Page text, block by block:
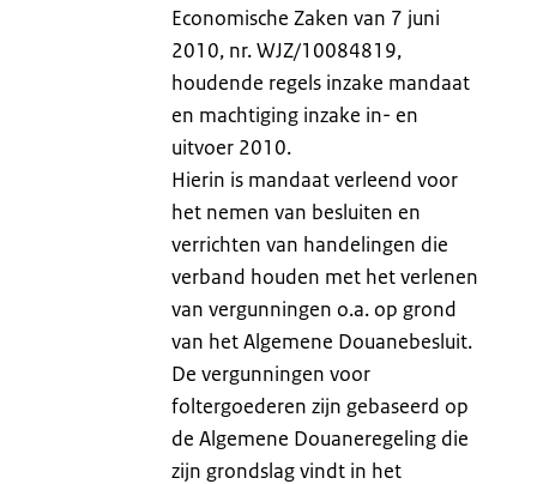
Economische Zaken van 7 juni
2010, nr. WJZ/10084819,
houdende regels inzake mandaat
en machtiging inzake in- en
uitvoer 2010.
Hierin is mandaat verleend voor
het nemen van besluiten en
verrichten van handelingen die
verband houden met het verlenen
van vergunningen o.a. op grond
van het Algemene Douanebesluit.
De vergunningen voor
foltergoederen zijn gebaseerd op
de Algemene Douaneregeling die
zijn grondslag vindt in het